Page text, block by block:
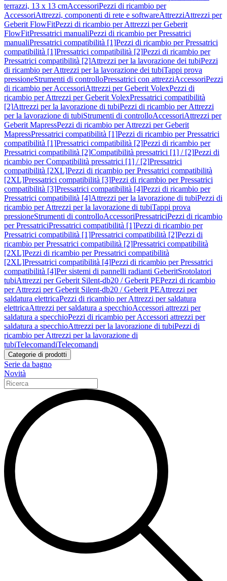
terrazzi, 13 x 13 cmAccessoriPezzi di ricambio per
AccessoriAttrezzi, componenti di rete e softwareAttrezziAttrezzi per
Geberit FlowFitPezzi di ricambio per Attrezzi per Geberit
FlowFitPressatrici manualiPezzi di ricambio per Pressatrici
manualiPressatrici compatibilità [1]Pezzi di ricambio per Pressatrici
compatibilità [1]Pressatrici compatibilità [2]Pezzi di ricambio per
Pressatrici compatibilità [2]Attrezzi per la lavorazione dei tubiPezzi
di ricambio per Attrezzi per la lavorazione dei tubiTappi prova
pressioneStrumenti di controlloPressatrici con attrezziAccessoriPezzi
di ricambio per AccessoriAttrezzi per Geberit VolexPezzi di
ricambio per Attrezzi per Geberit VolexPressatrici compatibilità
[2]Attrezzi per la lavorazione di tubiPezzi di ricambio per Attrezzi
per la lavorazione di tubiStrumenti di controlloAccessoriAttrezzi per
Geberit MapressPezzi di ricambio per Attrezzi per Geberit
MapressPressatrici compatibilità [1]Pezzi di ricambio per Pressatrici
compatibilità [1]Pressatrici compatibilità [2]Pezzi di ricambio per
Pressatrici compatibilità [2]Compatibilità pressatrici [1] / [2]Pezzi di
ricambio per Compatibilità pressatrici [1] / [2]Pressatrici
compatibilità [2XL]Pezzi di ricambio per Pressatrici compatibilità
[2XL]Pressatrici compatibilità [3]Pezzi di ricambio per Pressatrici
compatibilità [3]Pressatrici compatibilità [4]Pezzi di ricambio per
Pressatrici compatibilità [4]Attrezzi per la lavorazione di tubiPezzi di
ricambio per Attrezzi per la lavorazione di tubiTappi prova
pressioneStrumenti di controlloAccessoriPressatriciPezzi di ricambio
per PressatriciPressatrici compatibilità [1]Pezzi di ricambio per
Pressatrici compatibilità [1]Pressatrici compatibilità [2]Pezzi di
ricambio per Pressatrici compatibilità [2]Pressatrici compatibilità
[2XL]Pezzi di ricambio per Pressatrici compatibilità
[2XL]Pressatrici compatibilità [4]Pezzi di ricambio per Pressatrici
compatibilità [4]Per sistemi di pannelli radianti GeberitSrotolatori
tubiAttrezzi per Geberit Silent-db20 / Geberit PEPezzi di ricambio
per Attrezzi per Geberit Silent-db20 / Geberit PEAttrezzi per
saldatura elettricaPezzi di ricambio per Attrezzi per saldatura
elettricaAttrezzi per saldatura a specchioAccessori attrezzi per
saldatura a specchioPezzi di ricambio per Accessori attrezzi per
saldatura a specchioAttrezzi per la lavorazione di tubiPezzi di
ricambio per Attrezzi per la lavorazione di
tubiTelecomandiTelecomandi
Categorie di prodotti
Serie da bagno
Novità